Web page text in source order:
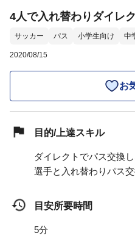
4人で入れ替わりダイレ
サッカー パス 小学生向け 中
2020/08/15
お
目的/上達スキル
ダイレクトでパス交換
選手と入れ替わりパス交
目安所要時間
5分